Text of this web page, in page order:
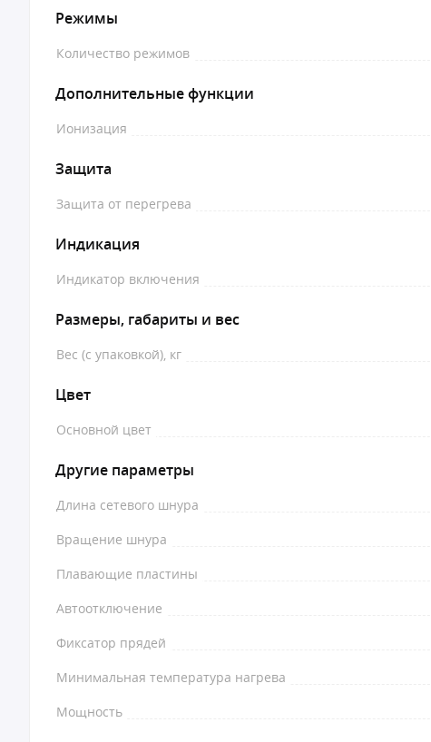
Режимы
Количество режимов
Дополнительные функции
Ионизация
Защита
Защита от перегрева
Индикация
Индикатор включения
Размеры, габариты и вес
Вес (с упаковкой), кг
Цвет
Основной цвет
Другие параметры
Длина сетевого шнура
Вращение шнура
Плавающие пластины
Автоотключение
Фиксатор прядей
Минимальная температура нагрева
Мощность